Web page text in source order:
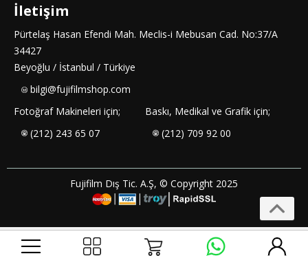
İletişim
Pürtelaş Hasan Efendi Mah. Meclis-i Mebusan Cad. No:37/A
34427
Beyoğlu / İstanbul / Türkiye
bilgi@fujifilmshop.com
Fotoğraf Makineleri için;
(212) 243 65 07
Baskı, Medikal ve Grafik için;
(212) 709 92 00
Fujifilm Dış Tic. A.Ş, © Copyright 2025